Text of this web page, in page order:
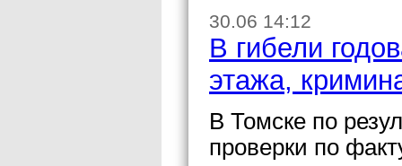
30.06 14:12
В гибели
этажа,
В Томске по
проверки по